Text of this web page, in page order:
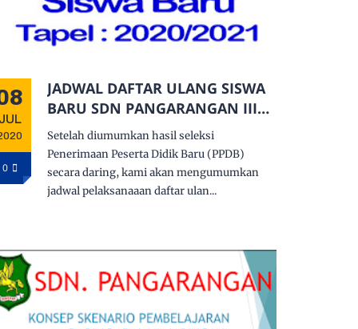
JUL
0
JADWAL DAFTAR ULANG SISWA
BARU SDN PANGARANGAN III
KEC. KOTA SUMENEP
Setelah diumumkan hasil seleksi
Penerimaan Peserta Didik Baru (PPDB)
secara daring, kami akan mengumumkan
jadwal pelaksanaaan daftar ulan...